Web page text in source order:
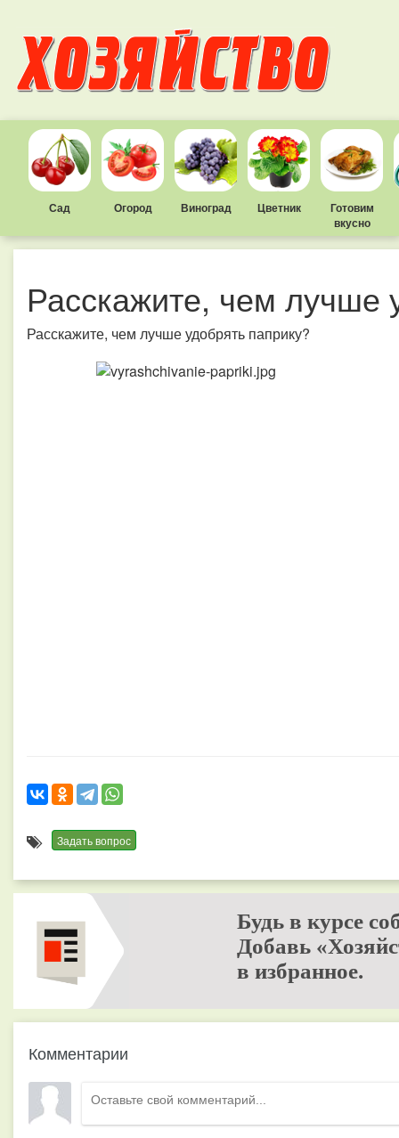
Сад Огород Виноград Цветник
Готовим
вкусно
Расскажите, чем лучше
Расскажите, чем лучше удобрять паприку?
Задать вопрос
Будь в курсе
Добавь
в избранное.
Комментарии